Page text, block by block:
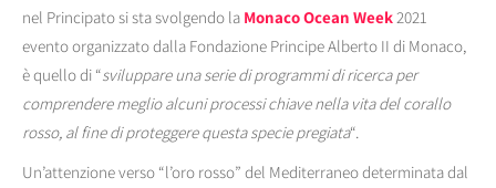
nel Principato si sta svolgendo la Monaco Ocean Week2021
evento organizzato dalla Fondazione Principe Alberto II di Monaco,
è quello di “sviluppare una serie di programmi di ricerca per
comprendere meglio alcuni processi chiave nella vita del corallo
rosso, al fine di proteggere questa specie pregiata“.
Un’attenzione verso “l’oro rosso” del Mediterraneo determinata dal